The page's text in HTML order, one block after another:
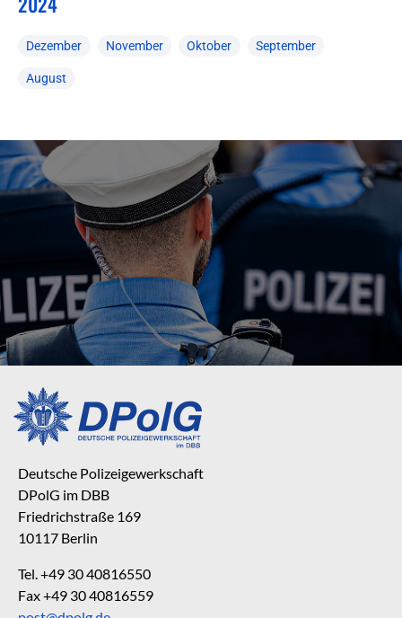
Dezember November Oktober September
August
Deutsche Polizeigewerkschaft
DPolG im DBB
Friedrichstraße 169
10117 Berlin
Tel. +49 30 40816550
Fax +49 30 40816559